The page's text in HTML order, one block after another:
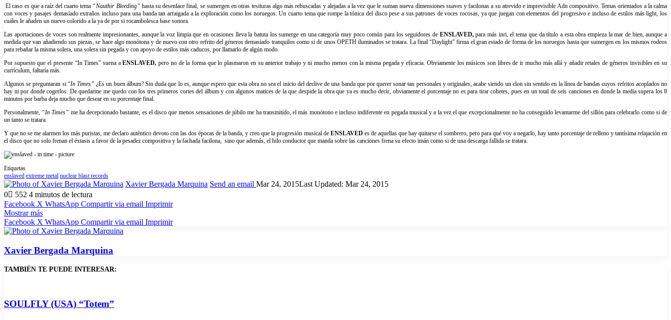
El caso es que a raíz del cuarto tema “Nauthir Bleeding” hasta su desenlace final, se sumergen en otras tesituras algo más rebuscadas y alejadas a la vez que le suman nueva dimensiones suaves y facilonas a su atrevido e imprevisible Adn compositivo. Temas orientados a la calma
con voces y pasajes demasiado extraños incluso para una banda tan arraigada a la exploración como los noruegos. Un cuarto tema que rompe la tónica del disco pese a sus patrones de voces rocosas, ya que juegan con elementos del progresivo e incluso de estilos más light, los
cuáles le añaden un nuevo colorido a la ya de por si rocambolesca base sonora.
Las aportaciones de voces son realmente impresionantes, aunque la voz limpia que en ocasiones lleva la batuta los sumerge en una categoría muy poco común para los seguidores de ENSLAVED,para más inri, el tema que da título a esta obra empieza la mar de bien, aunque a
medida que van añadiendo sus piezas, se hace algo monótona y de nuevo con otro refrito del géneros demasiado tranquilos como si de unos OPETH iluminados se tratara. La final “Daylight” firma el gran estado de forma de los noruegos hasta que sumergen en los mismos rodeos
para rebañar la misma solera, una solera sin pegada y con apoyo de estilos más caducos, por llamarlo de algún modo.
Por supuesto que el presente “In Times” suena aENSLAVED, pero no de la forma que lo plasmaron en su anterior trabajo y ni mucho menos con la misma pegada y eficacia. Obviamente los músicos son libres de ir mucho más allá y añadir retales de géneros invisibles en su
currículum, faltaría más.
Algunos se preguntaran si “In Times” ¿Es un buen álbum? Sin duda que lo es, aunque espero que esta obra no sea el inicio del declive de una banda que por querer sonar tan personales y originales, acabe siendo un clon sin sentido en la línea de bandas cuyos refritos acoplados no
hay ni por donde cogerlos. De quedarme me quedo con los tres primeros cortes del álbum y con algunos matices de la que despide la obra que ya es mucho decir, obviamente el porcentaje no es para tirar cohetes, pues en un total de seis canciones en donde la media supera los 8
minutos por barba deja mucho que desear en su porcentaje final.
Personalmente, “In Times” me ha decepcionado bastante, es el disco que menos sensaciones de júbilo me ha transmitido, el más monótono e incluso indiferente en pegada musical y a la vez el que excepcionalmente no ha conseguido levantarme del sillón para celebrarlo como si de
un tanto se tratara.
Y que no se me alarmen los más puristas, me declaro auténtico devoto con las dos épocas de la banda, y creo que la progresión musical de ENSLAVED es de aquellas que hay quitarse el sombrero, pero para qué voy a negarlo, hay tanto porcentaje de relleno y tantísima relajación en
el disco que no solo frenan el éxtasis a favor de la pesadez compositiva y la fachada facilona, sino que además, el hilo conductor que manda sobre las canciones frena su efecto imán como si de una descarga fallida se tratara.
Etiquetas
enslaved extreme metal nuclear blast records
Xavier Bergada Marquina Send an email Mar 24, 2015Last Updated: Mar 24, 2015
0
552 4 minutos de lectura
Facebook X WhatsApp Compartir via email Imprimir
Mostrar más
Facebook X WhatsApp Compartir via email Imprimir
Xavier Bergada Marquina
TAMBIÉN TE PUEDE INTERESAR:
SOULFLY (USA) “Totem”